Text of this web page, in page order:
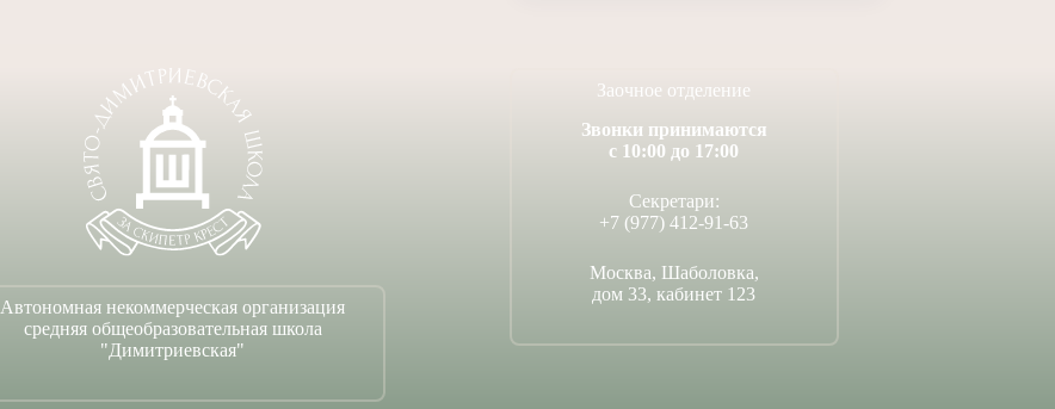
Автономная некоммерческая организация
средняя общеобразовательная школа
"Димитриевская"
Заочное отделение
Звонки принимаются
с 10:00 до 17:00
Секретари:
+7 (977) 412-91-63
Москва, Шаболовка,
дом 33, кабинет 123